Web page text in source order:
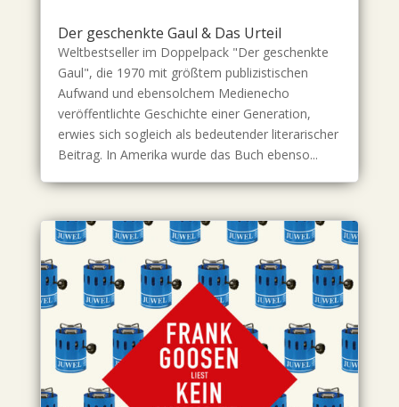
Der geschenkte Gaul & Das Urteil
Weltbestseller im Doppelpack "Der geschenkte
Gaul", die 1970 mit größtem publizistischen
Aufwand und ebensolchem Medienecho
veröffentlichte Geschichte einer Generation,
erwies sich sogleich als bedeutender literarischer
Beitrag. In Amerika wurde das Buch ebenso...